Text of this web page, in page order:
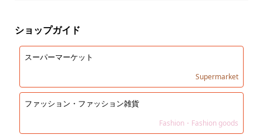
ショップガイド
スーパーマーケット
Supermarket
ファッション・ファッション雑貨
Fashion・Fashion goods